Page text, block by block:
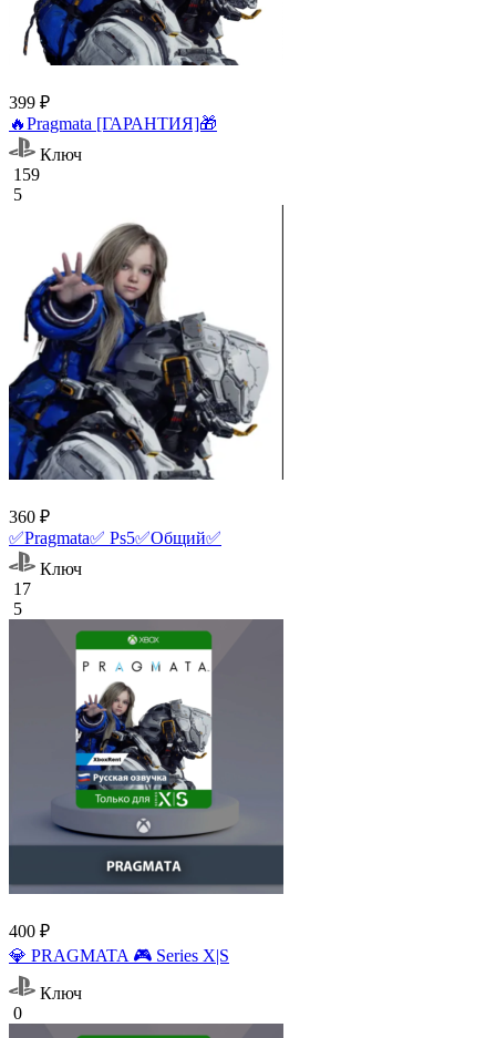
399 ₽
🔥Pragmata [ГАРАНТИЯ]🎁
Ключ
159
5
360 ₽
✅Pragmata✅ Ps5✅Общий✅
Ключ
17
5
400 ₽
💎 PRAGMATA 🎮 Series X|S
Ключ
0